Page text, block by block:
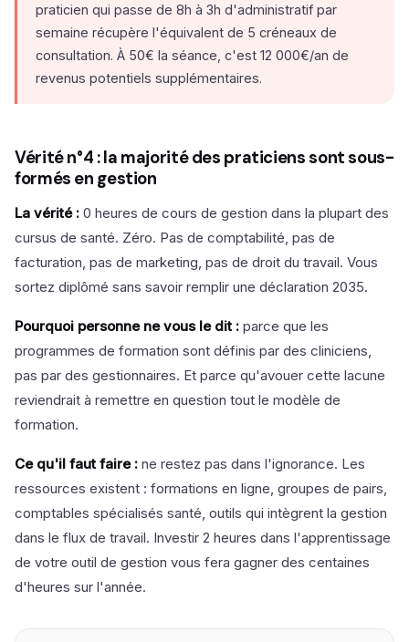
praticien qui passe de 8h à 3h d'administratif par
semaine récupère l'équivalent de 5 créneaux de
consultation. À 50€ la séance, c'est 12 000€/an de
revenus potentiels supplémentaires.
Vérité n°4 : la majorité des praticiens sont sous-
formés en gestion
La vérité : 0 heures de cours de gestion dans la plupart des
cursus de santé. Zéro. Pas de comptabilité, pas de
facturation, pas de marketing, pas de droit du travail. Vous
sortez diplômé sans savoir remplir une déclaration 2035.
Pourquoi personne ne vous le dit : parce que les
programmes de formation sont définis par des cliniciens,
pas par des gestionnaires. Et parce qu'avouer cette lacune
reviendrait à remettre en question tout le modèle de
formation.
Ce qu'il faut faire : ne restez pas dans l'ignorance. Les
ressources existent : formations en ligne, groupes de pairs,
comptables spécialisés santé, outils qui intègrent la gestion
dans le flux de travail. Investir 2 heures dans l'apprentissage
de votre outil de gestion vous fera gagner des centaines
d'heures sur l'année.